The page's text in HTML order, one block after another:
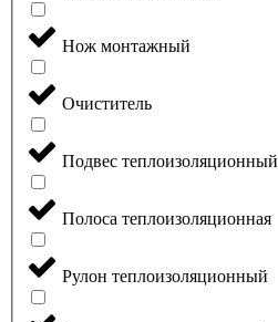
Нож монтажный
Очиститель
Подвес теплоизоляционный
Полоса теплоизоляционная
Рулон теплоизоляционный